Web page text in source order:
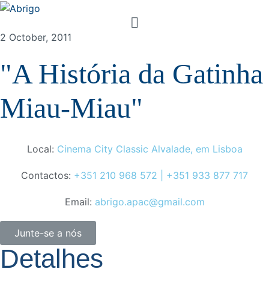
2 October, 2011
"A História da Gatinha
Miau-Miau"
Local: Cinema City Classic Alvalade, em Lisboa
Contactos: +351 210 968 572 | +351 933 877 717
Email: abrigo.apac@gmail.com
Junte-se a nós
Detalhes